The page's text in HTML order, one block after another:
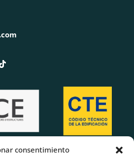
consentimiento